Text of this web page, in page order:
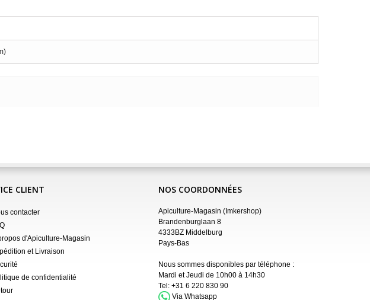
CLIENT
contacter
d'Apiculture-Magasin
et Livraison
de confidentialité
NOS COORDONNÉES
Apiculture-Magasin (Imkershop)
Brandenburglaan 8
4333BZ Middelburg
Pays-Bas
Nous sommes disponibles par téléphone :
Mardi et Jeudi de 10h00 à 14h30
Tel: +31 6 220 830 90
Via Whatsapp